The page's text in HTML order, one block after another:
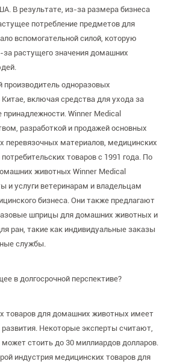
В результате, из-за размера бизнеса
потребление предметов для
вспомогательной силой, которую
за растущего значения домашних
одноразовых
включая средства для ухода за
принадлежности. Winner Medical
разработкой и продажей основных
перевязочных материалов, медицинских
товаров с 1991 года. По
животных Winner Medical
и услуги ветеринарам и владельцам
бизнеса. Они также предлагают
шприцы для домашних животных и
ран, такие как индивидуальные заказы
службы.
в долгосрочной перспективе?
товаров для домашних животных имеет
Некоторые эксперты считают,
может стоить до 30 миллиардов долларов.
индустрия медицинских товаров для